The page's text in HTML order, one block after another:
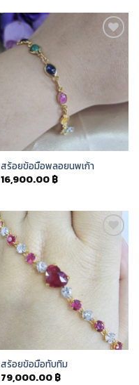
สร้อยข้อมือพลอยนพเก้า
16,900.00 ฿
Add to
สร้อยข้อมือทับทิม
79,000.00 ฿